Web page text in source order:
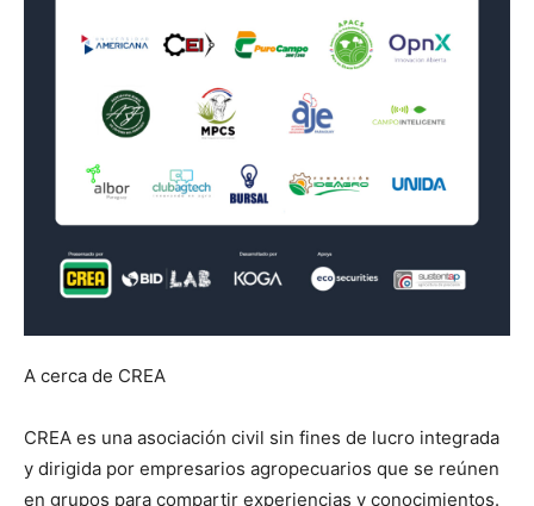
A cerca de CREA
CREA es una asociación civil sin fines de lucro integrada
y dirigida por empresarios agropecuarios que se reúnen
en grupos para compartir experiencias y conocimientos.